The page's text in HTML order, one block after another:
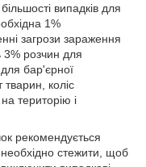
випадків для
1%
загрози зараження
розчин для
бар'єрної
тварин, коліс
територію і
рекомендується
стежити, щоб